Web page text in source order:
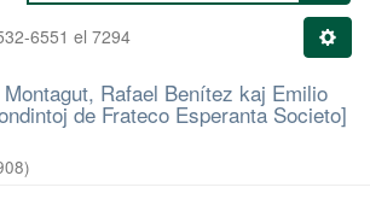
6551 el 7294
Rafael Benítez kaj Emilio
de Frateco Esperanta Societo]
)